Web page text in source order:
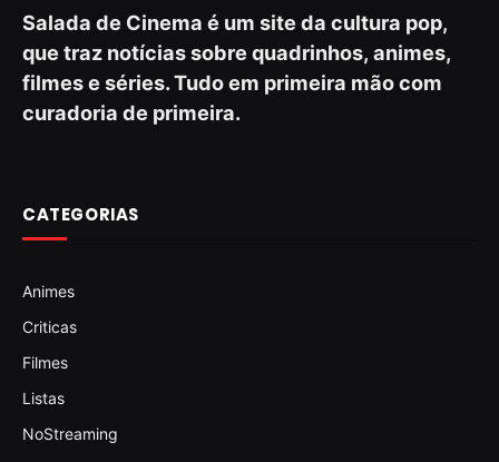
Salada de Cinema é um site da cultura pop,
que traz notícias sobre quadrinhos, animes,
filmes e séries. Tudo em primeira mão com
curadoria de primeira.
CATEGORIAS
Animes
Criticas
Filmes
Listas
NoStreaming